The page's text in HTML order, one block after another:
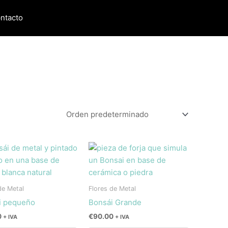
Metal
pequeño
+ IVA
Flores de Metal
Bonsái Grande
€90.00 + IVA